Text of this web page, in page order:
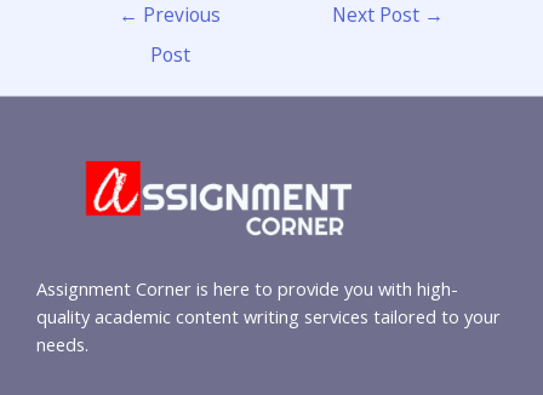
← Previous
Post
Next Post →
Assignment Corner is here to provide you with high-
quality academic content writing services tailored to your
needs.